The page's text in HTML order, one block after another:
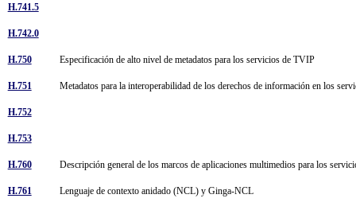
H.741.5
H.742.0
H.750 Especificación de alto nivel de metadatos para los servicios de TVIP
H.751 Metadatos para la interoperabilidad de los derechos de información en los
H.752
H.753
H.760 Descripción general de los marcos de aplicaciones multimedios para los
H.761 Lenguaje de contexto anidado (NCL) y Ginga-NCL